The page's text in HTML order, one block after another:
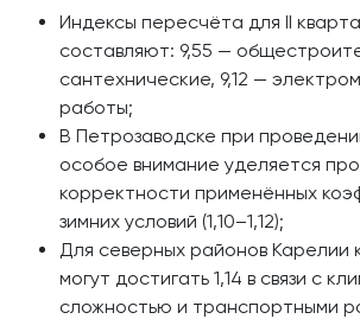
Индексы пересчёта для II
составляют: 9,55 —
сантехнические, 9,12 —
работы;
В Петрозаводске при
особое внимание уделяется
корректности применённых
зимних условий (1,10–1,12);
Для северных районов Карелии
могут достигать 1,14 в связи с
сложностью и транспортными